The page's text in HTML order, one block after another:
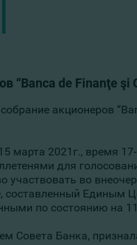
“Banca de Finanţe şi
акционеров
марта 2021г., время
для
во
составленный Единым
по состоянию на
Совета Банка,